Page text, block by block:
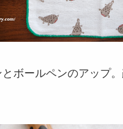
とボールペンのアップ